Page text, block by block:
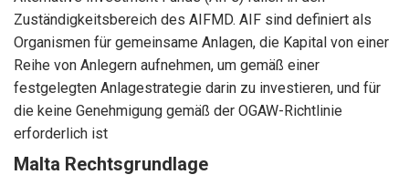
Zuständigkeitsbereich des AIFMD. AIF sind definiert als
Organismen für gemeinsame Anlagen, die Kapital von einer
Reihe von Anlegern aufnehmen, um gemäß einer
festgelegten Anlagestrategie darin zu investieren, und für
die keine Genehmigung gemäß der OGAW-Richtlinie
erforderlich ist
Malta Rechtsgrundlage